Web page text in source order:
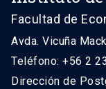
Facultad de
Avda. Vicuña
Teléfono: +56 2
Dirección de